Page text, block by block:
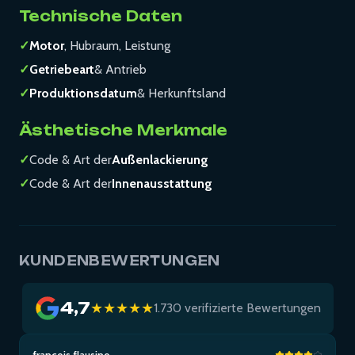
Technische Daten
✓Motor, Hubraum, Leistung
✓Getriebeart& Antrieb
✓Produktionsdatum& Herkunftsland
Ästhetische Merkmale
✓Code & Art derAußenlackierung
✓Code & Art derInnenausstattung
KUNDENBEWERTUNGEN
4,7★★★★★1.730 verifizierte Bewertungen